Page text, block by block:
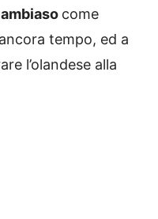
come
tempo, ed a
l’olandese alla